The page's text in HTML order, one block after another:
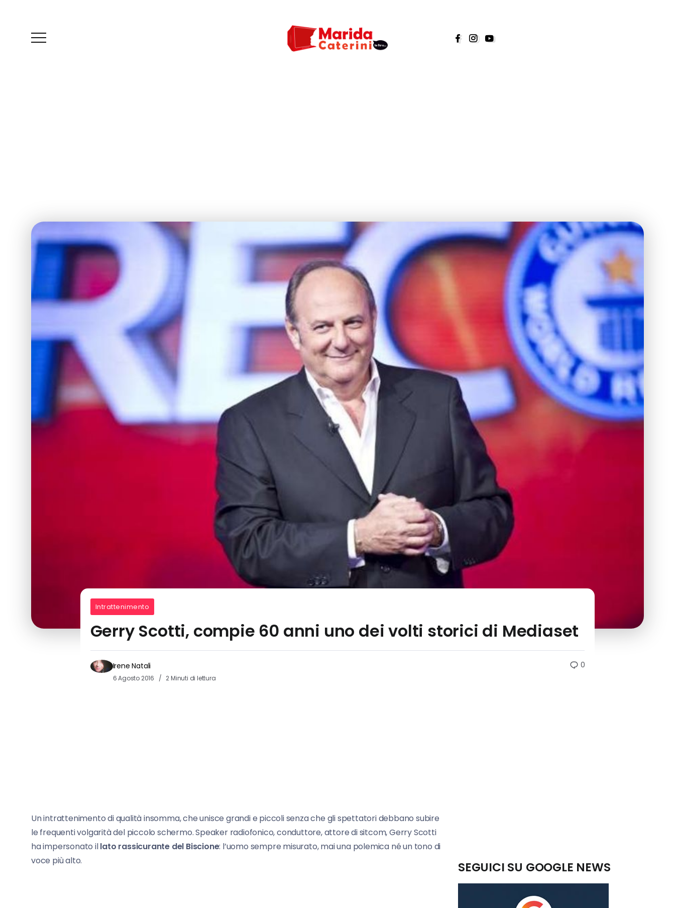
Intrattenimento
Gerry Scotti, compie 60 anni uno dei volti storici di Mediaset
Irene Natali
6 Agosto 2016 2 Minuti di lettura
0
Un intrattenimento di qualità insomma, che unisce grandi e piccoli senza che gli spettatori debbano subire
le frequenti volgarità del piccolo schermo. Speaker radiofonico, conduttore, attore di sitcom, Gerry Scotti
ha impersonato illato rassicurante del Biscione: l’uomo sempre misurato, mai una polemica né un tono di
voce più alto.
SEGUICI SU GOOGLE NEWS